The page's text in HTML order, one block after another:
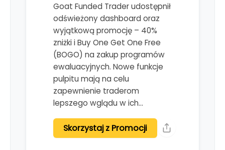
Goat Funded Trader udostępnił
odświeżony dashboard oraz
wyjątkową promocję – 40%
zniżki i Buy One Get One Free
(BOGO) na zakup programów
ewaluacyjnych. Nowe funkcje
pulpitu mają na celu
zapewnienie traderom
lepszego wglądu w ich…
Skorzystaj z Promocji